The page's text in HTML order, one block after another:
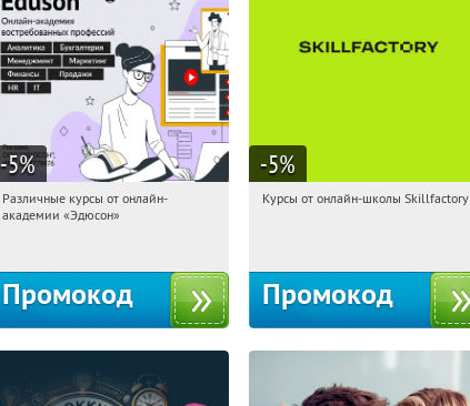
-5%
20:52:46 Получили:
Различные курсы от онлайн-
академии «Эдюсон»
Промокод
-5%
20:52:46
Получи первым!
Курсы от онлайн-школы Skillfactory
Промокод